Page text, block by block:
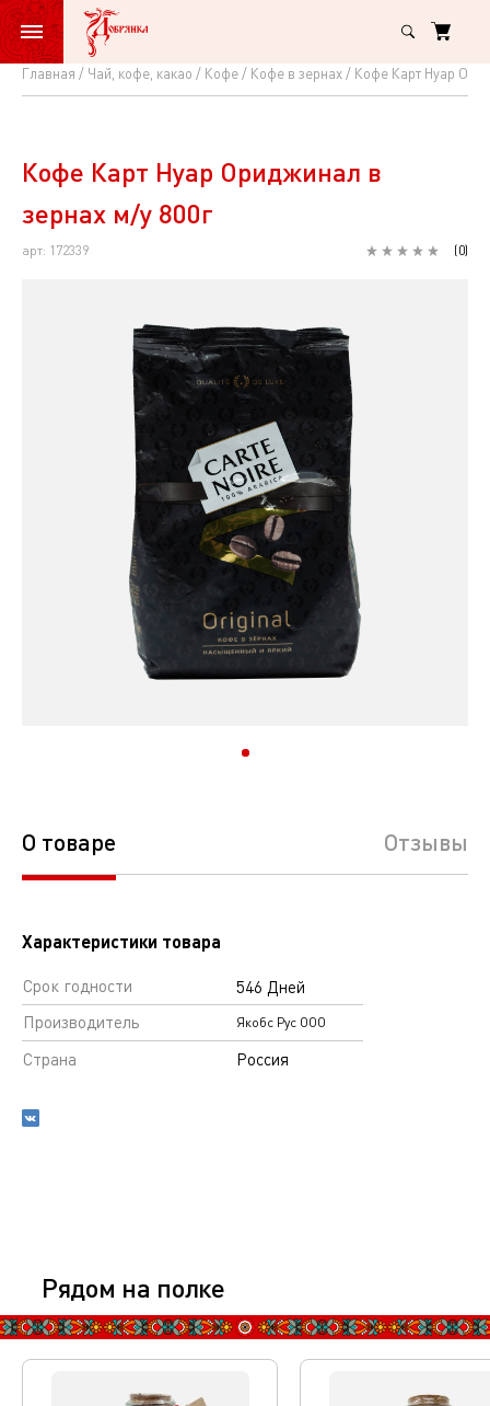
Главная Чай, кофе, какао Кофе Кофе в зернах Кофе Карт Нуар
Кофе
Нуар
Ориджинал
Кофе Карт Нуар Ориджинал в
зернах м/у 800г
арт: 172339 (0)
О товаре Отзывы
Характеристики товара
Срок годности
546 Дней
Производитель
Якобс Рус ООО
Страна Россия
Рядом на полке